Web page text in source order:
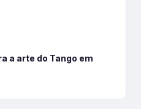
a arte do Tango em